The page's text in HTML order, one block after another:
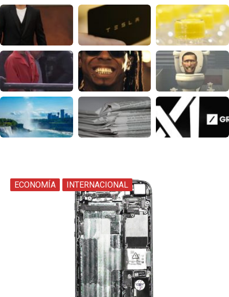
ECONOMÍA INTERNACIONAL